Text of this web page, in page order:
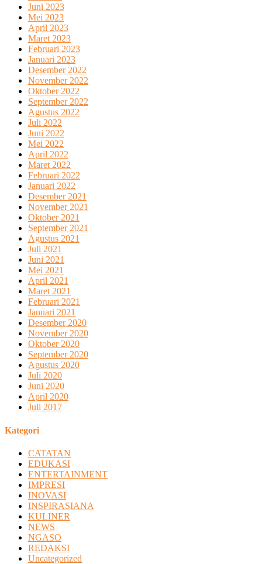
Juni 2023
Mei 2023
April 2023
Maret 2023
Februari 2023
Januari 2023
Desember 2022
November 2022
Oktober 2022
September 2022
Agustus 2022
Juli 2022
Juni 2022
Mei 2022
April 2022
Maret 2022
Februari 2022
Januari 2022
Desember 2021
November 2021
Oktober 2021
September 2021
Agustus 2021
Juli 2021
Juni 2021
Mei 2021
April 2021
Maret 2021
Februari 2021
Januari 2021
Desember 2020
November 2020
Oktober 2020
September 2020
Agustus 2020
Juli 2020
Juni 2020
April 2020
Juli 2017
Kategori
CATATAN
EDUKASI
ENTERTAINMENT
IMPRESI
INOVASI
INSPIRASIANA
KULINER
NEWS
NGASO
REDAKSI
Uncategorized